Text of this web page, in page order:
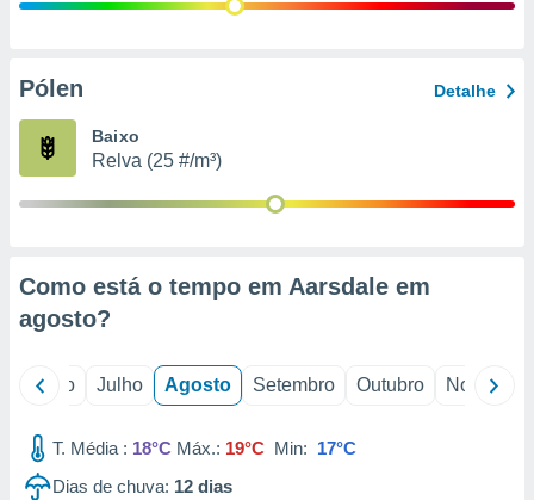
e
de
Pólen Detalhe
Baixo
Relva (25 #/m³)
Como está o tempo em Aarsdale em
agosto?
Junho Julho Agosto Setembro Outubro Novembro
T. Média : 18°C Máx.: 19°C Min: 17°C
Dias de chuva: 12 dias